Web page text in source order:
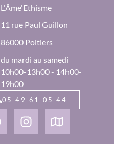
L'Âme'Ethisme
11 rue Paul Guillon
86000 Poitiers
du mardi au samedi
10h00-13h00 - 14h00-
19h00
05 49 61 05 44